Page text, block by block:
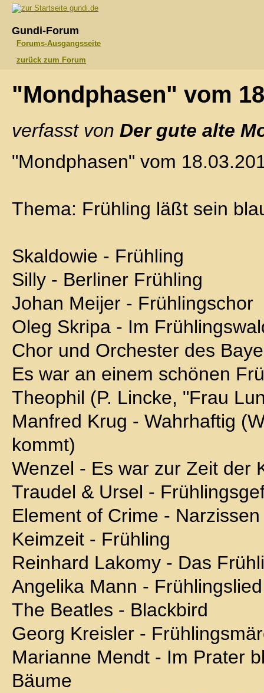
gundi.de
Gundi-Forum
Forums-Ausgangsseite
zurück zum Forum
"Mondphasen" vom
verfasst von Der gute alte
"Mondphasen" vom
Thema: Frühling läßt sein
Skaldowie - Frühling
Silly - Berliner Frühling
Johan Meijer - Frühlingschor
Oleg Skripa - Im
Chor und Orchester des
Es war an einem schönen
Theophil (P. Lincke, "Frau
Manfred Krug - Wahrhaftig
kommt)
Wenzel - Es war zur Zeit der
Traudel & Ursel -
Element of Crime -
Keimzeit - Frühling
Reinhard Lakomy - Das
Angelika Mann - Frühlingslied
The Beatles - Blackbird
Georg Kreisler -
Marianne Mendt - Im Prater
Bäume